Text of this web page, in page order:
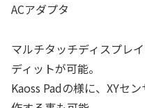
ACアダプタ
マルチタッチディスプレ
ディットが可能。
Kaoss Padの様に、XYセ